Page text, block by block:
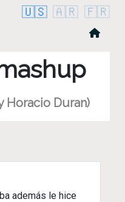
🇺🇸 🇦🇷 🇫🇷
Horacio Duran)
además le hice